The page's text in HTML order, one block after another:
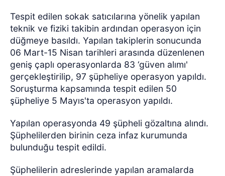
Tespit edilen sokak satıcılarına yönelik yapılan
teknik ve fiziki takibin ardından operasyon için
düğmeye basıldı. Yapılan takiplerin sonucunda
06 Mart-15 Nisan tarihleri arasında düzenlenen
geniş çaplı operasyonlarda 83 ‘güven alımı'
gerçekleştirilip, 97 şüpheliye operasyon yapıldı.
Soruşturma kapsamında tespit edilen 50
şüpheliye 5 Mayıs'ta operasyon yapıldı.
Yapılan operasyonda 49 şüpheli gözaltına alındı.
Şüphelilerden birinin ceza infaz kurumunda
bulunduğu tespit edildi.
Şüphelilerin adreslerinde yapılan aramalarda